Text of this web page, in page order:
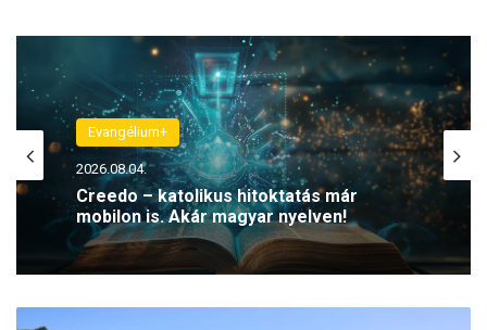
Evangélium+
2026.08.04.
Creedo – katolikus hitoktatás már
mobilon is. Akár magyar nyelven!